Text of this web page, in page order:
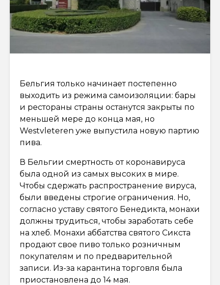
Бельгия только начинает постепенно
выходить из режима самоизоляции: бары
и рестораны страны останутся закрыты по
меньшей мере до конца мая, но
Westvleteren уже выпустила новую партию
пива.
В Бельгии смертность от коронавируса
была одной из самых высоких в мире.
Чтобы сдержать распространение вируса,
были введены строгие ограничения. Но,
согласно уставу святого Бенедикта, монахи
должны трудиться, чтобы заработать себе
на хлеб. Монахи аббатства святого Сикста
продают свое пиво только розничным
покупателям и по предварительной
записи. Из-за карантина торговля была
приостановлена до 14 мая.